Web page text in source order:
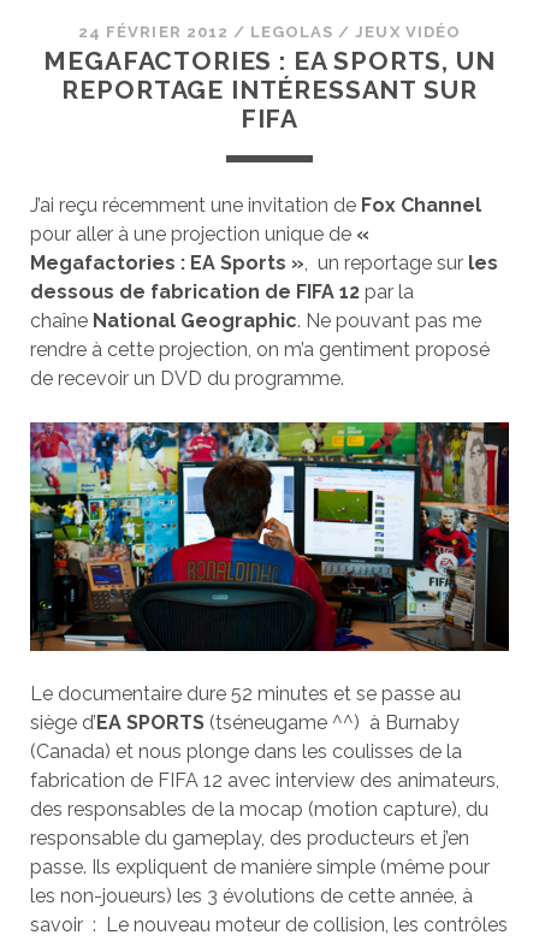
24 FÉVRIER 2012 / LEGOLAS /JEUX VIDÉO
MEGAFACTORIES : EA SPORTS, UN
REPORTAGE INTÉRESSANT SUR
FIFA
J’ai reçu récemment une invitation de Fox Channel
pour aller à une projection unique de «
Megafactories : EA Sports », un reportage sur les
dessous de fabrication de FIFA 12par la
chaîne National Geographic. Ne pouvant pas me
rendre à cette projection, on m’a gentiment proposé
de recevoir un DVD du programme.
Le documentaire dure 52 minutes et se passe au
siège d’EA SPORTS(tséneugame ^^) à Burnaby
(Canada) et nous plonge dans les coulisses de la
fabrication de FIFA 12 avec interview des animateurs,
des responsables de la mocap (motion capture), du
responsable du gameplay, des producteurs et j’en
passe. Ils expliquent de manière simple (même pour
les non-joueurs) les 3 évolutions de cette année, à
savoir : Le nouveau moteur de collision, les contrôles